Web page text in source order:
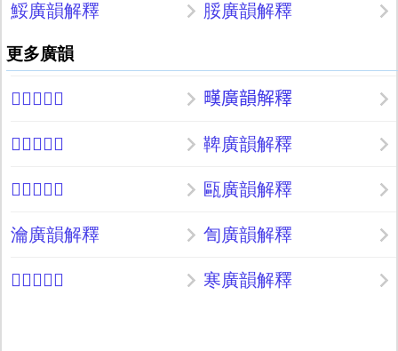
鮾廣韻解釋 脮廣韻解釋
更多廣韻
𡊉廣韻解釋 𤳉廣韻解釋
𢃳廣韻解釋 鞞廣韻解釋
𪁘廣韻解釋 甌廣韻解釋
瀹廣韻解釋 訇廣韻解釋
𧳋廣韻解釋 寒廣韻解釋